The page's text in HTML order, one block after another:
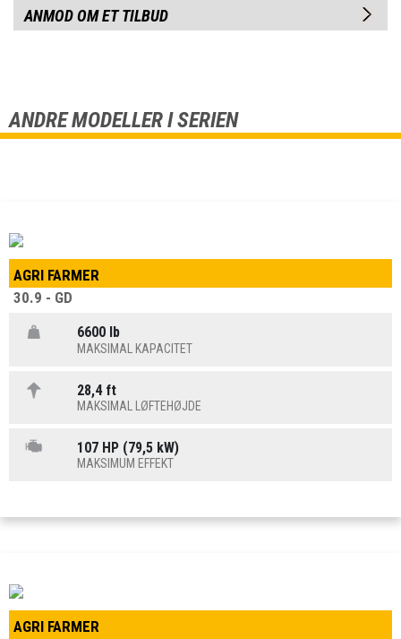
ANMOD OM ET TILBUD
ANDRE MODELLER I SERIEN
AGRI FARMER
30.9 - GD
6600 lb
MAKSIMAL KAPACITET
28,4 ft
MAKSIMAL LØFTEHØJDE
107 HP (79,5 kW)
MAKSIMUM EFFEKT
AGRI FARMER